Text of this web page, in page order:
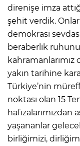
direnişe imza
şehit verdik.
demokrasi
beraberlik
kahramanlarımız
yakın tarihine
Türkiye’nin
noktası olan 15
yaşananlar
birliğimizi,